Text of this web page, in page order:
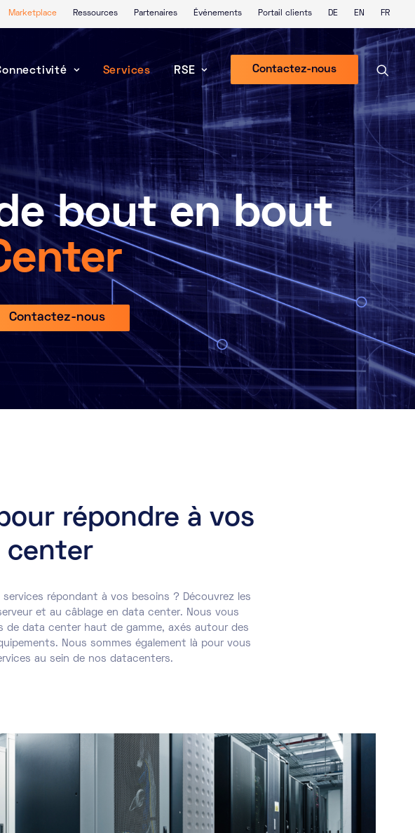
Marketplace Ressources Partenaires Événements Portail clients DE EN FR
Services RSE Contactez-nous
bout en bout
Contactez-nous
répondre à vos
center
répondant à vos besoins ? Découvrez les
et au câblage en data center. Nous vous
de data center haut de gamme, axés autour des
Nous sommes également là pour vous
au sein de nos datacenters.